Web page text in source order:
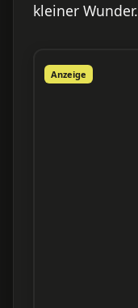
kleiner Wunder.
Anzeige